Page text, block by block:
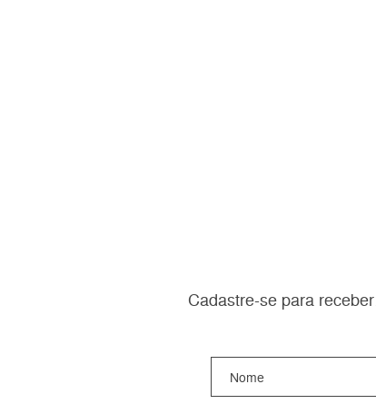
Cadastre-se para